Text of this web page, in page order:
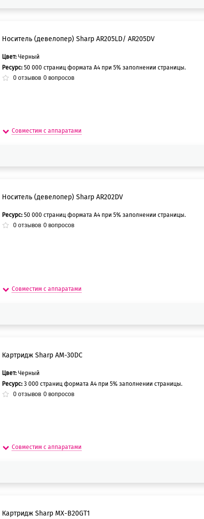
Носитель (девелопер) Sharp AR205LD/ AR205DV
Цвет: Черный
Ресурс: 50 000 страниц формата А4 при 5% заполнении страницы.
0отзывов 0вопросов
Совместим с аппаратами
Носитель (девелопер) Sharp AR202DV
Ресурс: 50 000 страниц формата А4 при 5% заполнении страницы.
0отзывов 0вопросов
Совместим с аппаратами
Картридж Sharp AM-30DC
Цвет: Черный
Ресурс: 3 000 страниц формата А4 при 5% заполнении страницы.
0отзывов 0вопросов
Совместим с аппаратами
Картридж Sharp MX-B20GT1